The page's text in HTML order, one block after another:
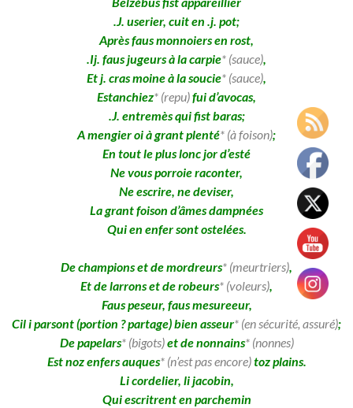
.J. userier, cuit en .j. pot;
Après faus monnoiers en rost,
.Ij. faus jugeurs à la carpie* (sauce),
Et j. cras moine à la soucie* (sauce),
Estanchiez* (repu)fui d’avocas,
.J. entremès qui fist baras;
A mengier oi à grant plenté* (à foison);
En tout le plus lonc jor d’esté
Ne vous porroie raconter,
Ne escrire, ne deviser,
La grant foison d’âmes dampnées
Qui en enfer sont ostelées.
De champions et de mordreurs* (meurtriers),
Et de larrons et de robeurs* (voleurs),
Faus peseur, faus mesureeur,
Cil i parsont (portion ? partage) bien asseur* (en sécurité, assuré);
De papelars* (bigots)et de nonnains* (nonnes)
Est noz enfers auques* (n’est pas encore)toz plains.
Li cordelier, li jacobin,
Qui escritrent en parchemin